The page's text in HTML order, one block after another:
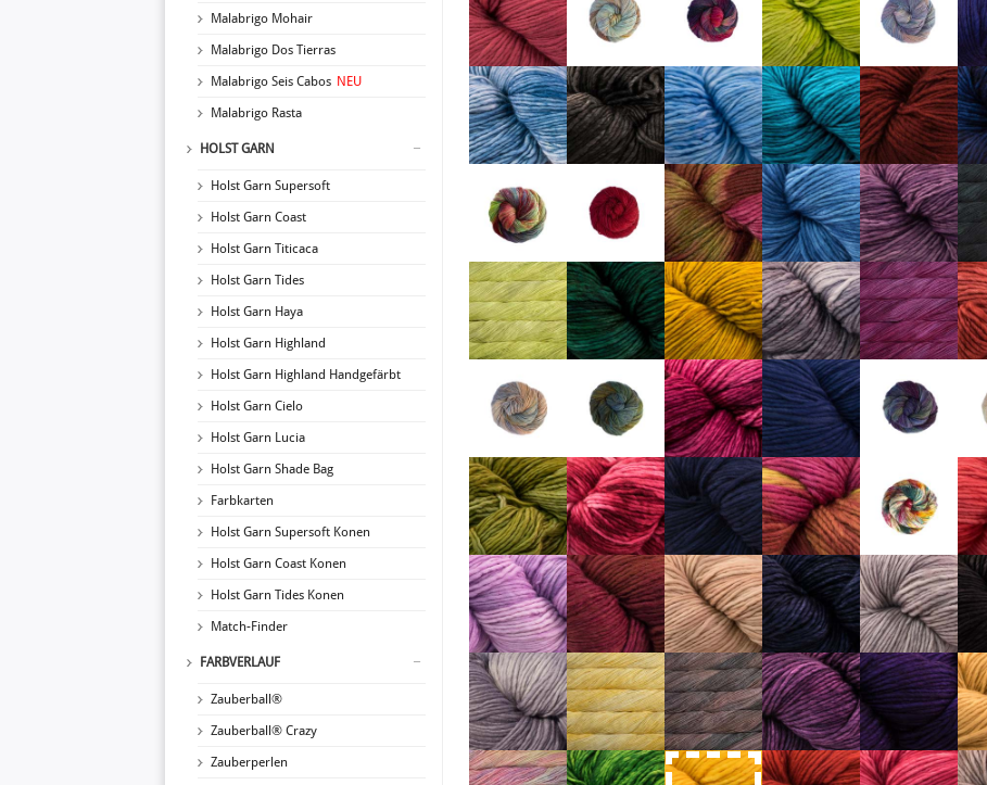
Malabrigo Mohair
Malabrigo Dos Tierras
Malabrigo Seis Cabos NEU
Malabrigo Rasta
HOLST GARN
Holst Garn Supersoft
Holst Garn Coast
Holst Garn Titicaca
Holst Garn Tides
Holst Garn Haya
Holst Garn Highland
Holst Garn Highland Handgefärbt
Holst Garn Cielo
Holst Garn Lucia
Holst Garn Shade Bag
Farbkarten
Holst Garn Supersoft Konen
Holst Garn Coast Konen
Holst Garn Tides Konen
Match-Finder
FARBVERLAUF
Zauberball®
Zauberball® Crazy
Zauberperlen